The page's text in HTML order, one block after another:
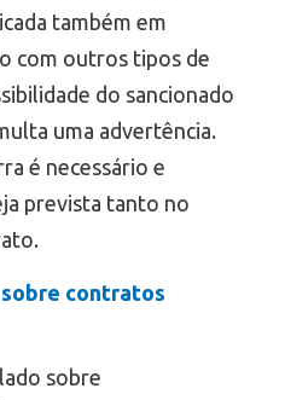
também em
com outros tipos de
do sancionado
uma advertência.
é necessário e
prevista tanto no
sobre contratos
sobre